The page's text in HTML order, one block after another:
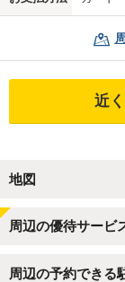
近
地図
周辺の優待サービ
周辺の予約できる